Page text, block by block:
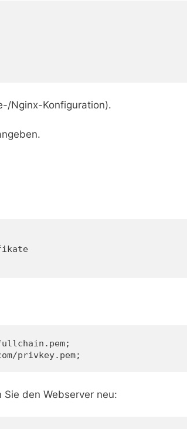
Nginx-Konfiguration).
privkey.pem;
den Webserver neu: